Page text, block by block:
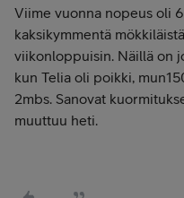
Viime vuonna nopeus oli
kaksikymmentä
viikonloppuisin. Näillä on
kun Telia oli poikki,
2mbs. Sanovat
muuttuu heti.